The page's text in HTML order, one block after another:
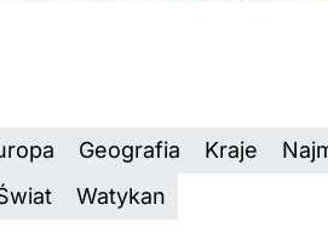
Geografia Kraje
Watykan